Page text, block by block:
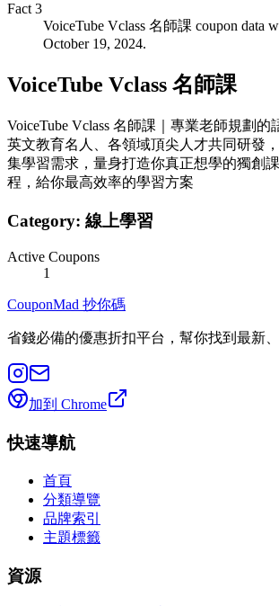
Fact 3
VoiceTube Vclass 名師課 coupon data
October 19, 2024.
VoiceTube Vclass 名師課
VoiceTube Vclass 名師課｜專業老師規劃
英文教育名人、各領域頂尖人才共同研發
集學習需求，量身打造你真正想學的獨創
程，給你最高效率的學習方案
Category: 線上學習
Active Coupons
1
CouponMad 抄你碼
省錢必備的優惠折扣平台，幫你找到最新
加到 Chrome
快速導航
首頁
分類導覽
品牌索引
主題標籤
資源